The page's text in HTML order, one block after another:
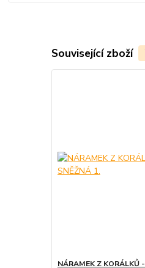
Související zboží
NÁRAMEK Z KORÁLKŮ